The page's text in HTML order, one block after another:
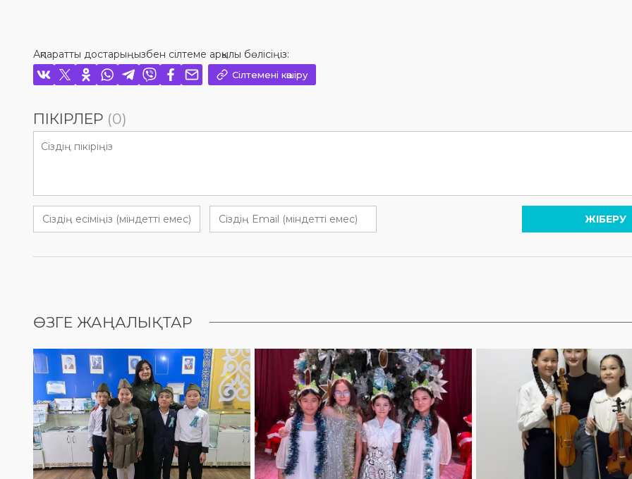
Ақпаратты достарыңызбен сілтеме арқылы бөлісіңіз:
Сілтемені көшіру
ПІКІРЛЕР (0)
ЖІБЕРУ
ӨЗГЕ ЖАҢАЛЫҚТАР